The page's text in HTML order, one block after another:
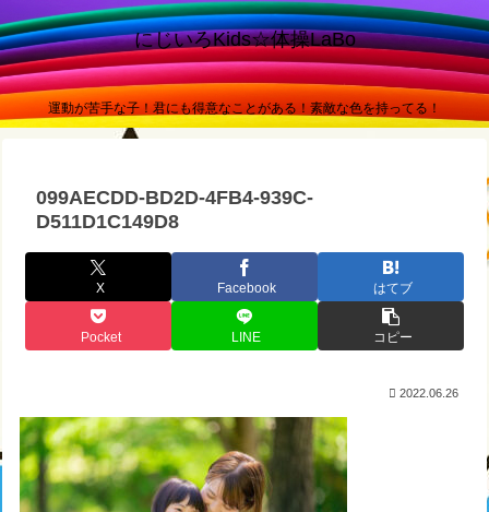
にじいろKids☆体操LaBo
運動が苦手な子！君にも得意なことがある！素敵な色を持ってる！
099AECDD-BD2D-4FB4-939C-
D511D1C149D8
X Facebook はてブ
Pocket LINE コピー
2022.06.26